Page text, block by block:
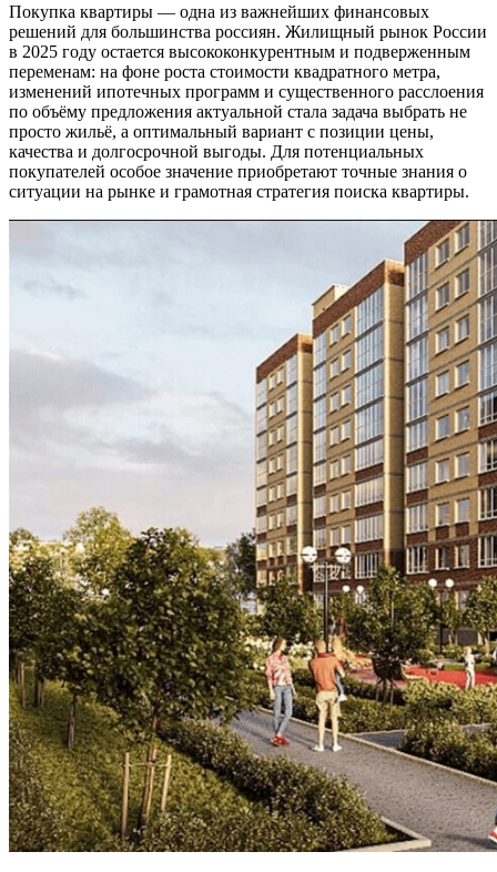
Покупка квартиры — одна из важнейших финансовых
решений для большинства россиян. Жилищный рынок России
в 2025 году остается высококонкурентным и подверженным
переменам: на фоне роста стоимости квадратного метра,
изменений ипотечных программ и существенного расслоения
по объёму предложения актуальной стала задача выбрать не
просто жильё, а оптимальный вариант с позиции цены,
качества и долгосрочной выгоды. Для потенциальных
покупателей особое значение приобретают точные знания о
ситуации на рынке и грамотная стратегия поиска квартиры.